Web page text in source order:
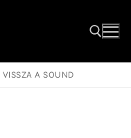
VISSZA A SOUND